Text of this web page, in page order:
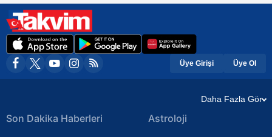
Üye Girişi Üye Ol
Daha Fazla Gör
Son Dakika Haberleri
Astroloji